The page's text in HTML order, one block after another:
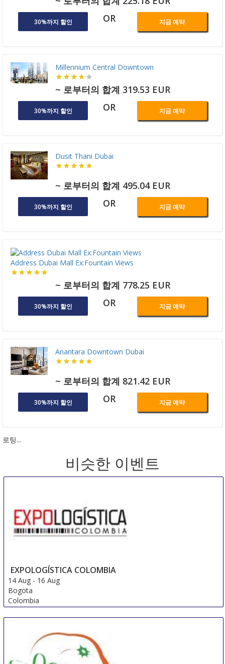
30%까지 할인 OR 지금 예약
Millennium Central Downtown
~ 로부터의 합계 319.53 EUR
30%까지 할인 OR 지금 예약
Dusit Thani Dubai
~ 로부터의 합계 495.04 EUR
30%까지 할인 OR 지금 예약
Address Dubai Mall Ex:Fountain Views
~ 로부터의 합계 778.25 EUR
30%까지 할인 OR 지금 예약
Anantara Downtown Dubai
~ 로부터의 합계 821.42 EUR
30%까지 할인 OR 지금 예약
로팅...
비슷한 이벤트
EXPOLOGÍSTICA COLOMBIA
14 Aug - 16 Aug
Bogota
Colombia